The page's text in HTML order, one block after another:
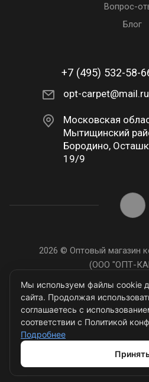
Вопрос-
Блог
+7 (495) 532-58-
opt-carpet@mail.ru
Московская
Мытищинский
Бородино,
19/9
2026 © Оптовый магазин
(ООО "ОПТ-
ИНН:
Мы используем файлы cookie
сайта. Продолжая
соглашаетесь с
соответствии с Политикой
Подробнее